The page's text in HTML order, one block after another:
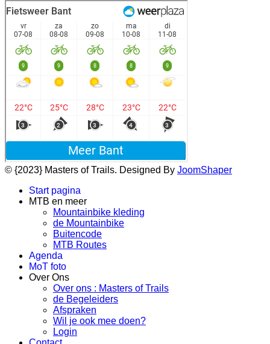
© {2023} Masters of Trails. Designed By JoomShaper
Start pagina
MTB en meer
Mountainbike kleding
de Mountainbike
Buitencode
MTB Routes
Agenda
MoT foto
Over Ons
Over ons : Masters of Trails
de Begeleiders
Afspraken
Wil je ook mee doen?
Login